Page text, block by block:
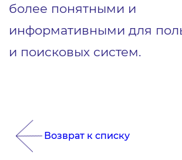
более понятными и
информативными для
и поисковых систем.
Возврат к списку